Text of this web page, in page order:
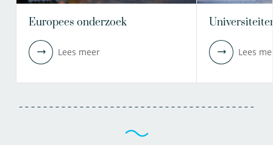
Europees onderzoek
Lees meer Lees